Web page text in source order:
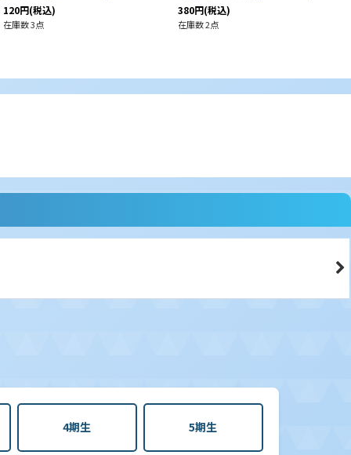
120円(税込)
在庫数 3点
380円(税込)
在庫数 2点
4期生 5期生